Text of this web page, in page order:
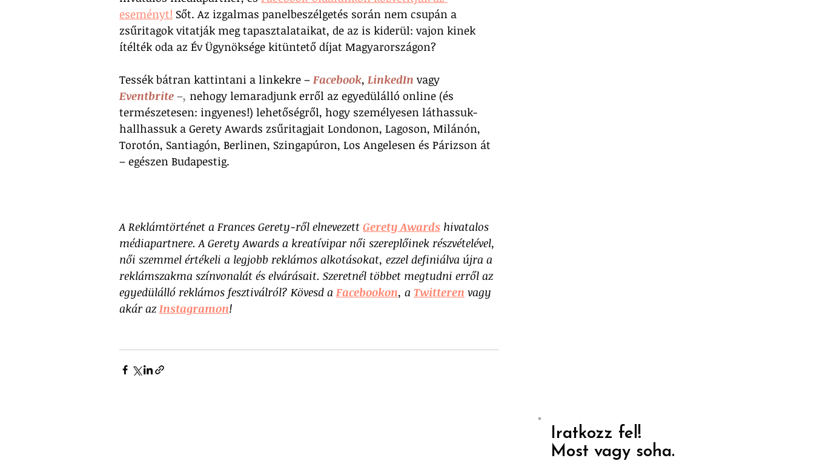
eseményt! Sőt. Az izgalmas panelbeszélgetés során nem csupán a
zsűritagok vitatják meg tapasztalataikat, de az is kiderül: vajon kinek
ítélték oda az Év Ügynöksége kitüntető díjat Magyarországon?
Tessék bátran kattintani a linkekre – Facebook, LinkedIn vagy
Eventbrite –, nehogy lemaradjunk erről az egyedülálló online (és
természetesen: ingyenes!) lehetőségről, hogy személyesen láthassuk-
hallhassuk a Gerety Awards zsűritagjait Londonon, Lagoson, Milánón,
Torotón, Santiagón, Berlinen, Szingapúron, Los Angelesen és Párizson át
– egészen Budapestig.
A Reklámtörténet a Frances Gerety-ről elnevezett Gerety Awards hivatalos
médiapartnere. A Gerety Awards a kreatívipar női szereplőinek részvételével,
női szemmel értékeli a legjobb reklámos alkotásokat, ezzel definiálva újra a
reklámszakma színvonalát és elvárásait. Szeretnél többet megtudni erről az
egyedülálló reklámos fesztiválról? Kövesd a Facebookon, a Twitteren vagy
akár az Instagramon!
Iratkozz fel!
Most vagy soha.